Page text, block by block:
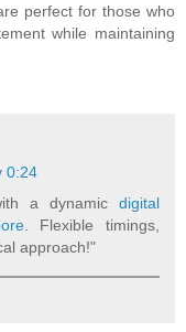
perfect for those who
while maintaining
0:24
a dynamic digital
. Flexible timings,
approach!"